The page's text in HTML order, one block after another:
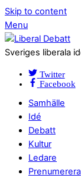
Skip to content
Menu
Sveriges liberala
Twitter
Facebook
Samhälle
Idé
Debatt
Kultur
Ledare
Prenumerera